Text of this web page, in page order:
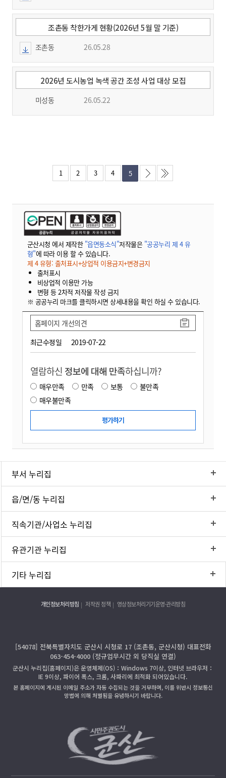
조촌동 착한가게 현황(2026년 5월 말 기준)
조촌동 26.05.28
2026년 도시농업 녹색 공간 조성 사업 대상 모집
미성동 26.05.22
1 2 3 4 5
군산시청 에서 제작한 "읍면동소식"저작물은 "공공누리 제 4 유
형"에 따라 이용 할 수 있습니다.
제 4 유형: 출처표시+상업적 이용금지+변경금지
출처표시
비상업적 이용만 가능
변형 등 2차적 저작물 작성 금지
※ 공공누리 마크를 클릭하시면 상세내용을 확인 하실 수 있습니다.
최근수정일 2019-07-22
홈페이지 개선의견
열람하신 정보에 대해 만족하십니까?
매우만족 만족 보통
불만족
매우불만족
부서 누리집
읍/면/동 누리집
직속기관/사업소 누리집
유관기관 누리집
기타 누리집
개인정보처리방침 저작권 정책 영상정보처리기기운영·관리방침
[54078] 전북특별자치도 군산시 시청로 17 (조촌동, 군산시청) 대표전화
063-454-4000 (정규업무시간 외 당직실 연결)
군산시 누리집(홈페이지)은 운영체제(OS)：Windows 7이상, 인터넷 브라우저：
IE 9이상, 파이어 폭스, 크롬, 사파리에 최적화 되어있습니다.
본 홈페이지에 게시된 이메일 주소가 자동 수집되는 것을 거부하며, 이를 위반시 정보통신
망법에 의해 처벌됨을 유념하시기 바랍니다.